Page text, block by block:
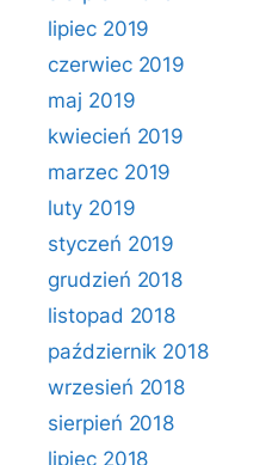
lipiec 2019
czerwiec 2019
maj 2019
kwiecień 2019
marzec 2019
luty 2019
styczeń 2019
grudzień 2018
listopad 2018
październik 2018
wrzesień 2018
sierpień 2018
lipiec 2018